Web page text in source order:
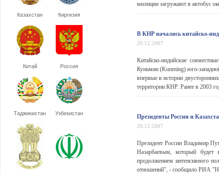
Казахстан Киргизия
Китай Россия
Таджикистан Узбекистан
милиции загружают в автобус
В КНР начались китайско-
20.12.2007
Китайско-индийские
Куньмин (Kunming) юго-
впервые в истории
территории КНР. Ранее в 2003
Президенты России и
20.12.2007
Президент России Владимир
Назарбаевым, который
продолжением интенсивного
отношений", - сообщило РИА